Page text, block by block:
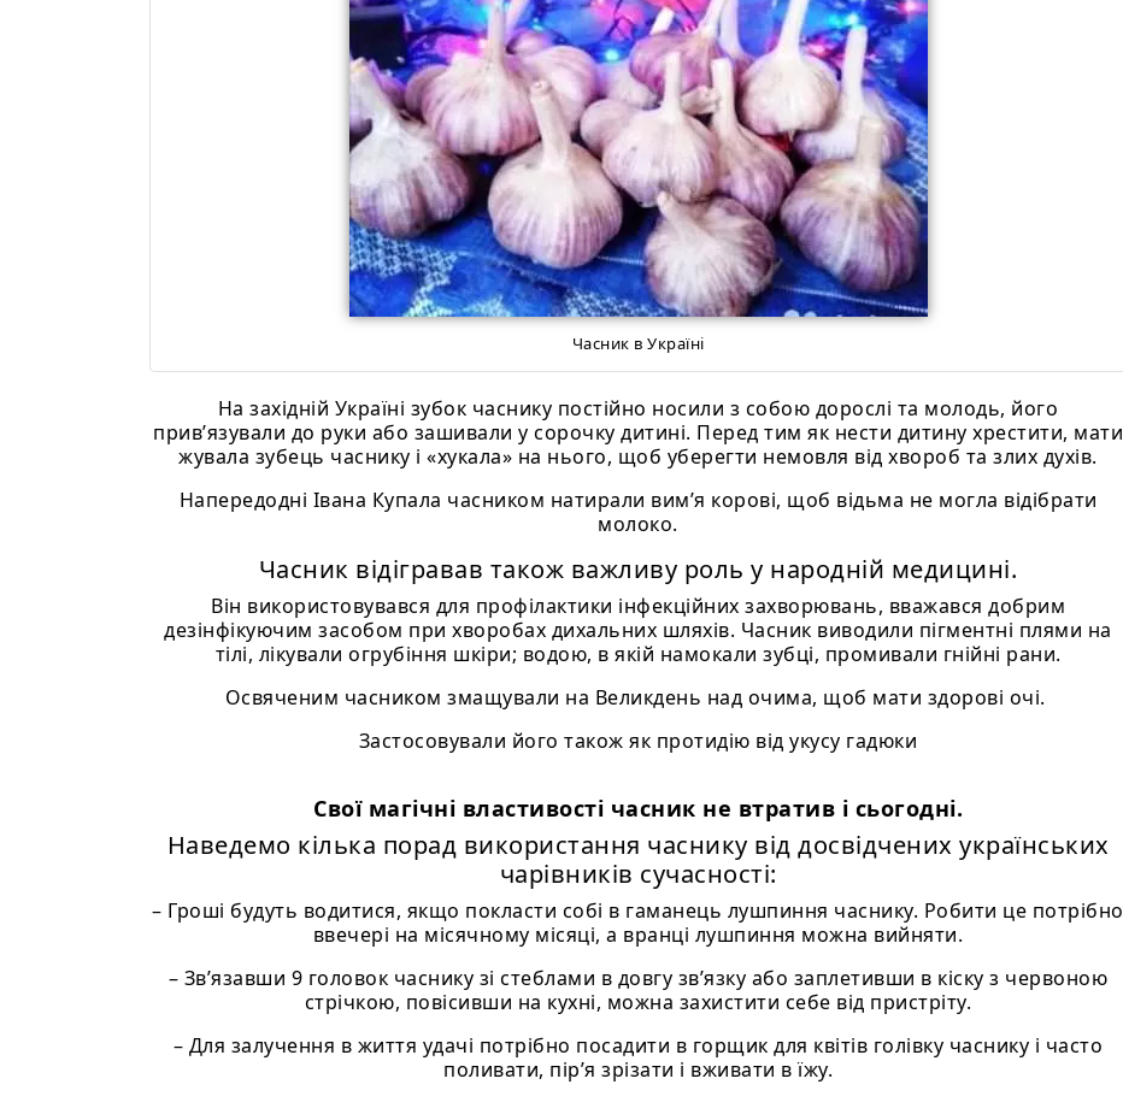
Часник в Україні
На західній Україні зубок часнику постійно носили з собою дорослі та молодь, його
прив’язували до руки або зашивали у сорочку дитині. Перед тим як нести дитину хрестити, мати
жувала зубець часнику і «хукала» на нього, щоб уберегти немовля від хвороб та злих духів.
Напередодні Івана Купала часником натирали вим’я корові, щоб відьма не могла відібрати
молоко.
Часник відігравав також важливу роль у народній медицині.
Він використовувався для профілактики інфекційних захворювань, вважався добрим
дезінфікуючим засобом при хворобах дихальних шляхів. Часник виводили пігментні плями на
тілі, лікували огрубіння шкіри; водою, в якій намокали зубці, промивали гнійні рани.
Освяченим часником змащували на Великдень над очима, щоб мати здорові очі.
Застосовували його також як протидію від укусу гадюки
Свої магічні властивості часник не втратив і сьогодні.
Наведемо кілька порад використання часнику від досвідчених українських
чарівників сучасності:
– Гроші будуть водитися, якщо покласти собі в гаманець лушпиння часнику. Робити це потрібно
ввечері на місячному місяці, а вранці лушпиння можна вийняти.
– Зв’язавши 9 головок часнику зі стеблами в довгу зв’язку або заплетивши в кіску з червоною
стрічкою, повісивши на кухні, можна захистити себе від пристріту.
– Для залучення в життя удачі потрібно посадити в горщик для квітів голівку часнику і часто
поливати, пір’я зрізати і вживати в їжу.